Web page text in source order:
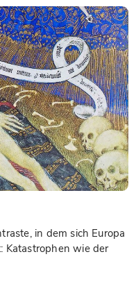
in dem sich Europa
Katastrophen wie der